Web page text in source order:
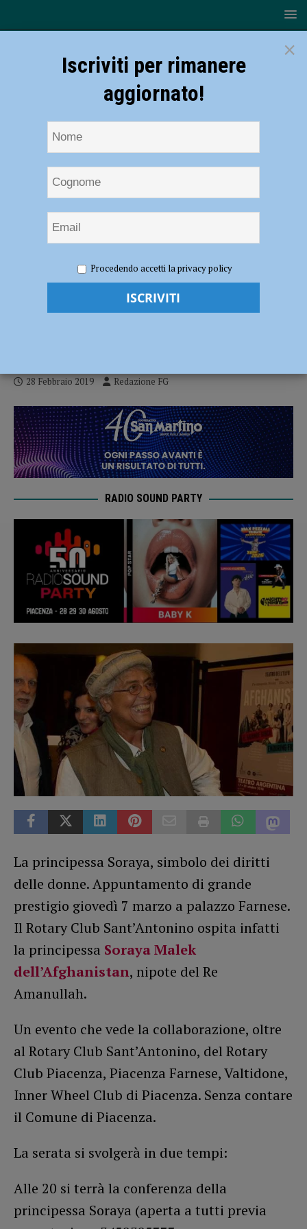
delle donne, la principessa Soraya a palazzo Farnese – AUDIO
Simbolo dei diritti delle donne, la
28 Febbraio 2019 Redazione FG
RADIO SOUND PARTY
La principessa Soraya, simbolo dei diritti
delle donne. Appuntamento di grande
prestigio giovedì 7 marzo a palazzo Farnese.
Il Rotary Club Sant’Antonino ospita infatti
la principessa Soraya Malek
dell’Afghanistan, nipote del Re
Amanullah.
Un evento che vede la collaborazione, oltre
al Rotary Club Sant’Antonino, del Rotary
Club Piacenza, Piacenza Farnese, Valtidone,
Inner Wheel Club di Piacenza. Senza contare
il Comune di Piacenza.
La serata si svolgerà in due tempi:
Alle 20 si terrà la conferenza della
principessa Soraya (aperta a tutti previa
×
Iscriviti per rimanere
aggiornato!
Procedendo accetti la privacy policy